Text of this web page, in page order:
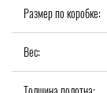
Размер по коробке:
Вес: